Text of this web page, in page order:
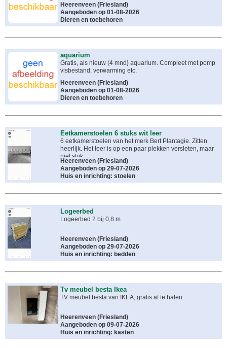
Heerenveen (Friesland)
Aangeboden op 01-08-2026
Dieren en toebehoren
aquarium
Gratis, als nieuw (4 mnd} aquarium. Compleet met pomp
visbestand, verwarming etc.
Heerenveen (Friesland)
Aangeboden op 01-08-2026
Dieren en toebehoren
Eetkamerstoelen 6 stuks wit leer
6 eetkamerstoelen van het merk Bert Plantagie. Zitten
heerlijk. Het leer is op een paar plekken versleten, maar
niet stuk.
Heerenveen (Friesland)
Aangeboden op 29-07-2026
Huis en inrichting: stoelen
Logeerbed
Logeerbed 2 bij 0,8 m
Heerenveen (Friesland)
Aangeboden op 29-07-2026
Huis en inrichting: bedden
Tv meubel besta Ikea
TV meubel besta van IKEA, gratis af te halen.
Heerenveen (Friesland)
Aangeboden op 09-07-2026
Huis en inrichting: kasten